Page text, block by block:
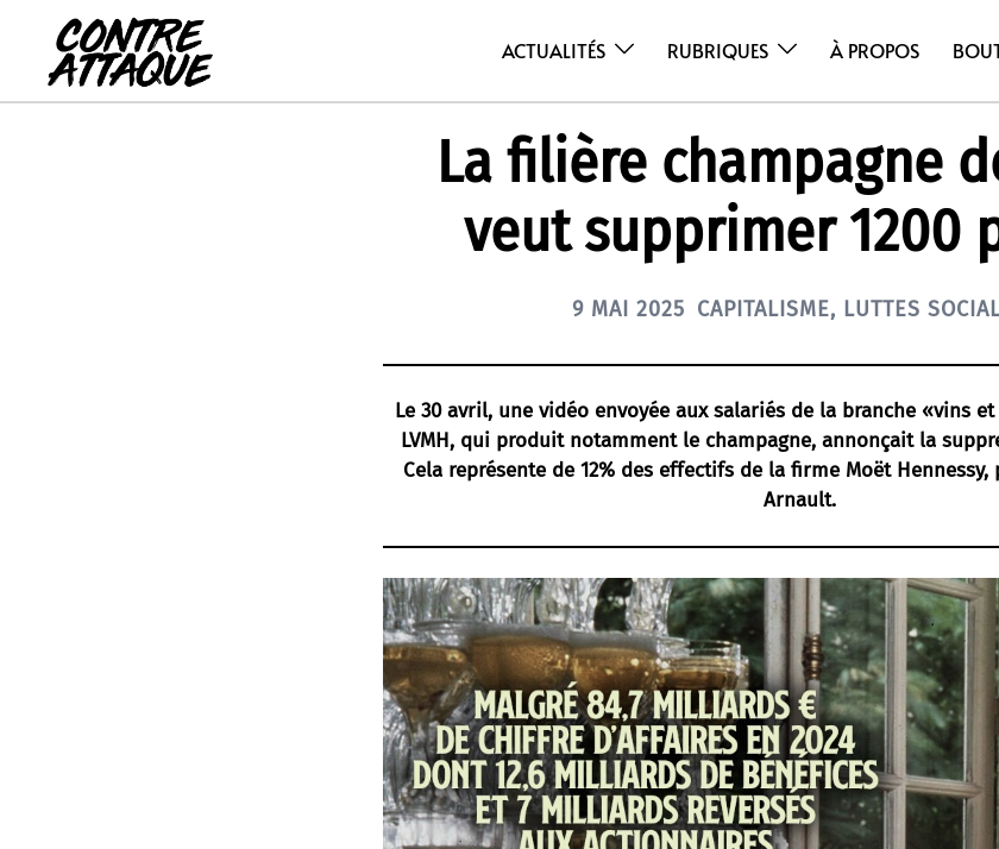
contenu
ACTUALITÉS RUBRIQUES À PROPOS
La filière champagne
veut supprimer 1200
9 MAI 2025 CAPITALISME, LUTTES
Le 30 avril, une vidéo envoyée aux salariés de la branche «vins
LVMH, qui produit notamment le champagne, annonçait la
Cela représente de 12% des effectifs de la firme Moët Hennessy,
Arnault.